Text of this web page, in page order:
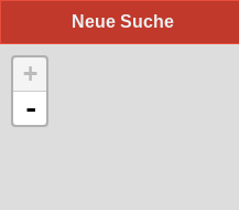
Neue Suche
+
-